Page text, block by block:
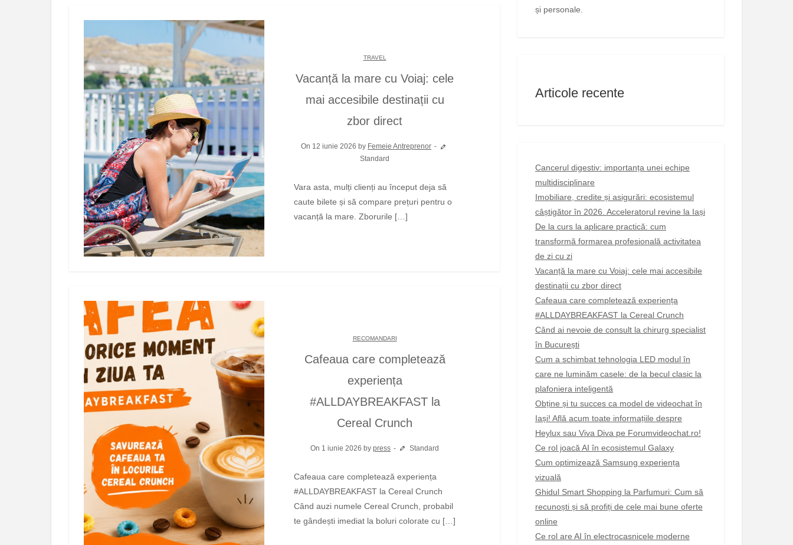
TRAVEL
Vacanță la mare cu Voiaj: cele
mai accesibile destinații cu
zbor direct
On 12 iunie 2026 by Femeie Antreprenor
Standard
Vara asta, mulți clienți au început deja să
caute bilete și să compare prețuri pentru o
vacanță la mare. Zborurile […]
RECOMANDARI
Cafeaua care completează
experiența
#ALLDAYBREAKFAST la
Cereal Crunch
On 1 iunie 2026 bypress Standard
Cafeaua care completează experiența
#ALLDAYBREAKFAST la Cereal Crunch
Când auzi numele Cereal Crunch, probabil
te gândești imediat la boluri colorate cu […]
și personale.
Articole recente
Cancerul digestiv: importanța unei echipe
multidisciplinare
Imobiliare, credite și asigurări: ecosistemul
câștigător în 2026. Acceleratorul revine la Iași
De la curs la aplicare practică: cum
transformă formarea profesională activitatea
de zi cu zi
Vacanță la mare cu Voiaj: cele mai accesibile
destinații cu zbor direct
Cafeaua care completează experiența
#ALLDAYBREAKFAST la Cereal Crunch
Când ai nevoie de consult la chirurg specialist
în București
Cum a schimbat tehnologia LED modul în
care ne luminăm casele: de la becul clasic la
plafoniera inteligentă
Obține și tu succes ca model de videochat în
Iași! Află acum toate informațiile despre
Heylux sau Viva Diva pe Forumvideochat.ro!
Ce rol joacă AI în ecosistemul Galaxy
Cum optimizează Samsung experiența
vizuală
Ghidul Smart Shopping la Parfumuri: Cum să
recunoști și să profiți de cele mai bune oferte
online
Ce rol are AI în electrocasnicele moderne